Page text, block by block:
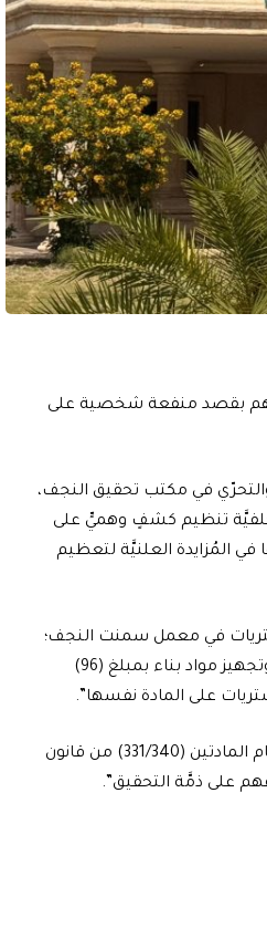
واجـبات وظيفـتهم بقصد منفعة شخصية على
في مكتب تحقيق النجف،
خلفيَّة تنظيم كشفٍ وهميٍّ على
المُزايدة العلنيَّة لتعظيم
لجنة المُشتريات في معمل سمنت النجف؛
إثر كشف تقرير شعبة التدقيق الخارجيّ في مكتب الهيئة بالمُحافظة قيامهم بشراء وتجهيز مواد بناء بمبلغ (96)
على المادة نفسها”.
وتابعت إنَّه “تمَّ عرض المُتَّهمين المضبوطين في العمليَّتين، اللتين نُفِّذتا بناءً على أحكام المادتين (331/340) من قانون
على ذمَّة التحقيق”.